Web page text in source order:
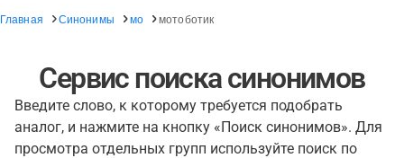
Главная Синонимы мо мотоботик
Сервис поиска синонимов
Введите слово, к которому требуется подобрать
аналог, и нажмите на кнопку «Поиск синонимов». Для
просмотра отдельных групп используйте поиск по